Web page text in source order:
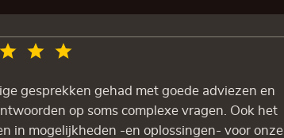
gesprekken gehad met goede adviezen en
op soms complexe vragen. Ook het
in mogelijkheden -en oplossingen- voor onze